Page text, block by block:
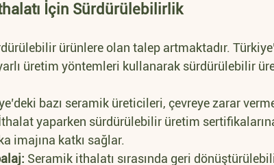
İçin Sürdürülebilirlik
ürünlere olan talep artmaktadır.
üretim yöntemleri kullanarak sürdürülebilir
bazı seramik üreticileri, çevreye zarar
yaparken sürdürülebilir üretim
imajına katkı sağlar.
Seramik ithalatı sırasında geri